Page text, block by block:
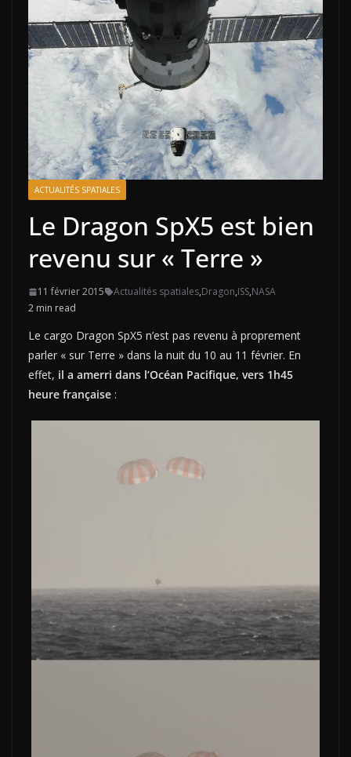
ACTUALITÉS SPATIALES
Le Dragon SpX5 est bien
revenu sur « Terre »
11 février 2015 Actualités spatiales,Dragon,ISS,NASA
2 min read
Le cargo Dragon SpX5 n’est pas revenu à proprement
parler « sur Terre » dans la nuit du 10 au 11 février. En
effet, il a amerri dans l’Océan Pacifique, vers 1h45
heure française :